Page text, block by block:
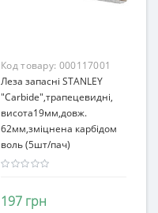
Код товару: 000117001
Леза запасні STANLEY
"Carbide",трапецевидні,
висота19мм,довж.
62мм,зміцнена карбідом
воль (5шт/пач)
197 грн